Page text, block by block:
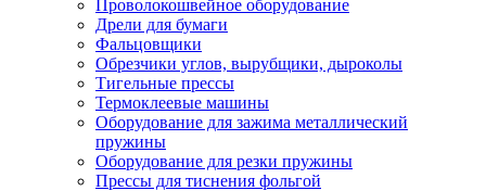
Проволокошвейное оборудование
Дрели для бумаги
Фальцовщики
Обрезчики углов, вырубщики, дыроколы
Тигельные прессы
Термоклеевые машины
Оборудование для зажима металлический
пружины
Оборудование для резки пружины
Прессы для тиснения фольгой